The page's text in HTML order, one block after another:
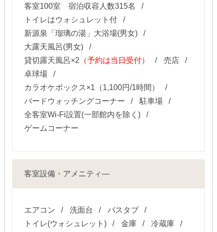
客室100室 宿泊収容人数315名
トイレはウォシュレット付
新源泉「瑠璃の湯」大浴場(男女)
大露天風呂(男女)
貸切露天風呂×2 （予約は当日受付）
売店
卓球場
カラオケボックス×1（1,100円/1時間）
バードウォッチングコーナー
駐車場
全客室Wi-Fi設置(一部館内を除く)
ゲームコーナー
客室設備・アメニティ―
エアコン 洗面台
バスタブ
トイレ(ウォシュレット)
金庫
冷蔵庫